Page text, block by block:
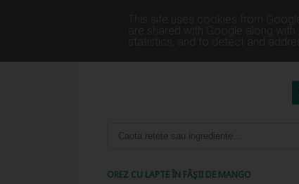
OREZ CU LAPTE ÎN FÂŞII DE MANGO